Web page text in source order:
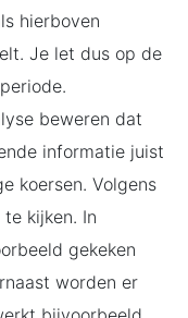
hierboven
Je let dus op de
beweren dat
informatie juist
koersen. Volgens
kijken. In
gekeken
worden er